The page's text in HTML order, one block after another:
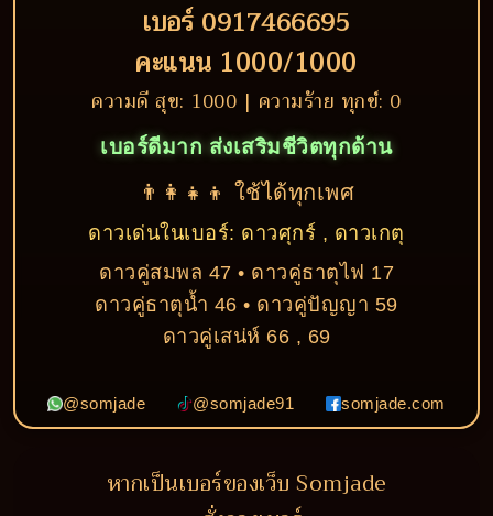
เบอร์ 0917466695
คะแนน 1000/1000
ความดี สุข: 1000 | ความร้าย ทุกข์: 0
เบอร์ดีมาก ส่งเสริมชีวิตทุกด้าน
👨‍👩‍👧‍👦 ใช้ได้ทุกเพศ
ดาวเด่นในเบอร์: ดาวศุกร์ , ดาวเกตุ
ดาวคู่สมพล 47 • ดาวคู่ธาตุไฟ 17
ดาวคู่ธาตุน้ำ 46 • ดาวคู่ปัญญา 59
ดาวคู่เสน่ห์ 66 , 69
@somjade @somjade91 somjade.com
หากเป็นเบอร์ของเว็บ Somjade